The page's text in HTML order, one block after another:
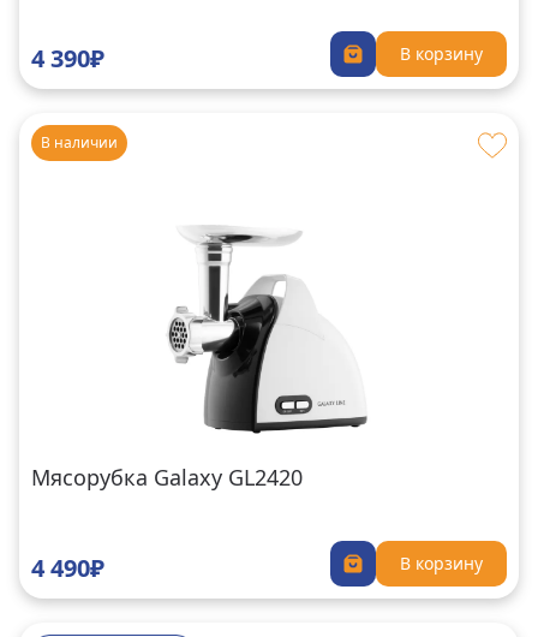
4 390₽ В корзину
В наличии
Мясорубка Galaxy GL2420
4 490₽ В корзину